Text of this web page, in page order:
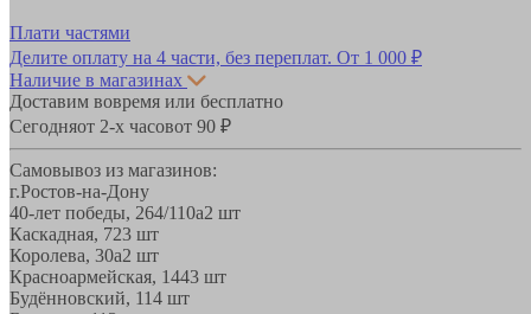
Плати частями
Делите оплату на 4 части, без переплат. От 1 000 ₽
Наличие в магазинах
Доставим вовремя или бесплатно
Сегодняот 2-х часовот 90 ₽
Самовывоз из магазинов:
г.Ростов-на-Дону
40-лет победы, 264/110а2 шт
Каскадная, 723 шт
Королева, 30а2 шт
Красноармейская, 1443 шт
Будённовский, 114 шт